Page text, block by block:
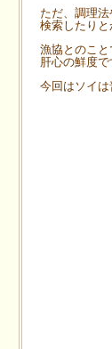
ただ、調理
検索したりと
漁協とのこと
肝心の鮮度
今回はソイは